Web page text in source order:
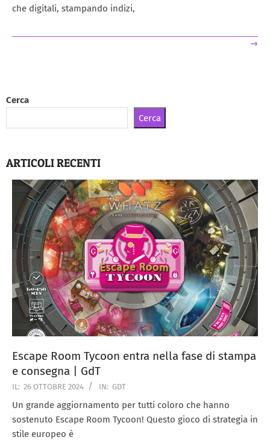
che digitali, stampando indizi,
→
Cerca
Cerca
ARTICOLI RECENTI
Escape Room Tycoon entra nella fase di stampa
e consegna | GdT
IL: 26 OTTOBRE 2024 IN: GDT
Un grande aggiornamento per tutti coloro che hanno
sostenuto Escape Room Tycoon! Questo gioco di strategia in
stile europeo è